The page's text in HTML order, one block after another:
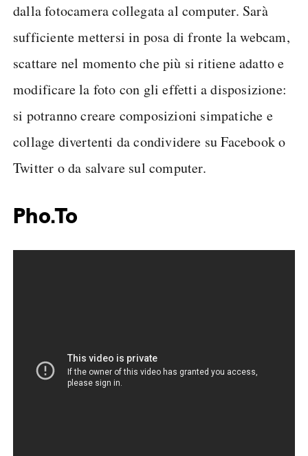
dalla fotocamera collegata al computer. Sarà
sufficiente mettersi in posa di fronte la webcam,
scattare nel momento che più si ritiene adatto e
modificare la foto con gli effetti a disposizione:
si potranno creare composizioni simpatiche e
collage divertenti da condividere su Facebook o
Twitter o da salvare sul computer.
Pho.To